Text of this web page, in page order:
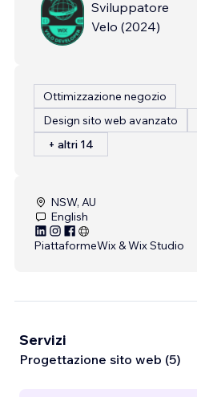
Sviluppatore
Velo (2024)
Ottimizzazione negozio
Design sito web avanzato
+ altri 14
NSW, AU
English
PiattaformeWix & Wix Studio
Servizi
Progettazione sito web (5)